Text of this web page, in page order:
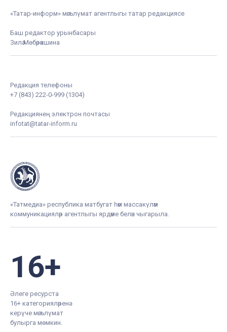
«Татар-информ» мәгълүмат агентлыгы татар редакциясе
Баш редактор урынбасары
Зилә Мөбәрәкшина
Редакция телефоны
+7 (843) 222-0-999 (1304)
Редакциянең электрон почтасы
infotat@tatar-inform.ru
«Татмедиа» республика матбугат һәм массакүләм
коммуникацияләр агентлыгы ярдәме белән чыгарыла.
16+
Әлеге ресурста
16+ категорияләренә
керүче мәгълүмат
булырга мөмкин.